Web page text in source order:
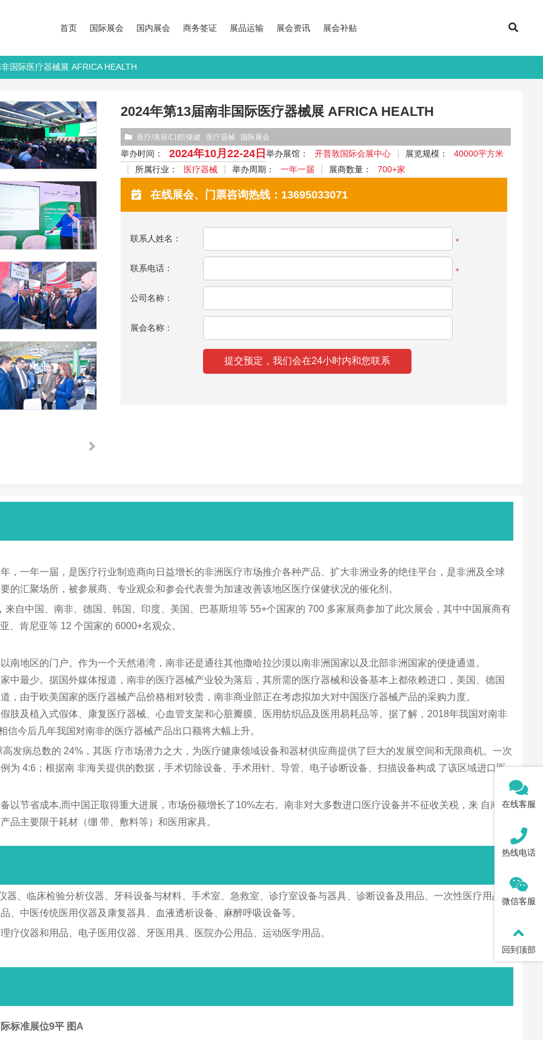
首页 国际展会 国内展会 商务签证 展品运输 展会资讯 展会补贴
国际医疗器械展 AFRICA HEALTH
2024年第13届南非国际医疗器械展 AFRICA HEALTH
医疗/美容/口腔/保健 医疗器械 国际展会
举办时间： 2024年10月22-24日举办展馆： 开普敦国际会展中心 展览规模：
40000平方米
所属行业：
医疗器械 举办周期： 一年一届 展商数量： 700+家
在线展会、门票咨询热线：13695033071
联系人姓名： *
联系电话： *
公司名称：
展会名称：
，一年一届，是医疗行业制造商向日益增长的非洲医疗市场推介各种产品、扩大非洲业务的绝佳平台，是非洲及全球
的汇聚场所，被参展商、专业观众和参会代表誉为加速改善该地区医疗保健状况的催化剂。
自中国、南非、德国、韩国、印度、美国、巴基斯坦等 55+个国家的 700 多家展商参加了此次展会，其中中国展商有
、肯尼亚等 12 个国家的 6000+名观众。
南地区的门户。作为一个天然港湾，南非还是通往其他撒哈拉沙漠以南非洲国家以及北部非洲国家的便捷通道。
中最少。据国外媒体报道，南非的医疗器械产业较为落后，其所需的医疗器械和设备基本上都依赖进口，美国、德国
，由于欧美国家的医疗器械产品价格相对较贵，南非商业部正在考虑拟加大对中国医疗器械产品的采购力度。
肢及植入式假体、康复医疗器械、心血管支架和心脏瓣膜、医用纺织品及医用易耗品等。据了解，2018年我国对南非
今后几年我国对南非的医疗器械产品出口额将大幅上升。
发病总数的 24%，其医 疗市场潜力之大，为医疗健康领域设备和器材供应商提供了巨大的发展空间和无限商机。一次
为 4:6；根据南 非海关提供的数据，手术切除设备、手术用针、导管、电子诊断设备、扫描设备构成 了该区域进口医
以节省成本,而中国正取得重大进展，市场份额增长了10%左右。南非对大多数进口医疗设备并不征收关税，来 自南非
品主要限于耗材（绷 带、敷料等）和医用家具。
、临床检验分析仪器、牙科设备与材料、手术室、急救室、诊疗室设备与器具、诊断设备及用品、一次性医疗用品、
中医传统医用仪器及康复器具、血液透析设备、麻醉呼吸设备等。
疗仪器和用品、电子医用仪器、牙医用具、医院办公用品、运动医学用品。
标准展位9平 图A
在线客服
热线电话
微信客服
回到顶部